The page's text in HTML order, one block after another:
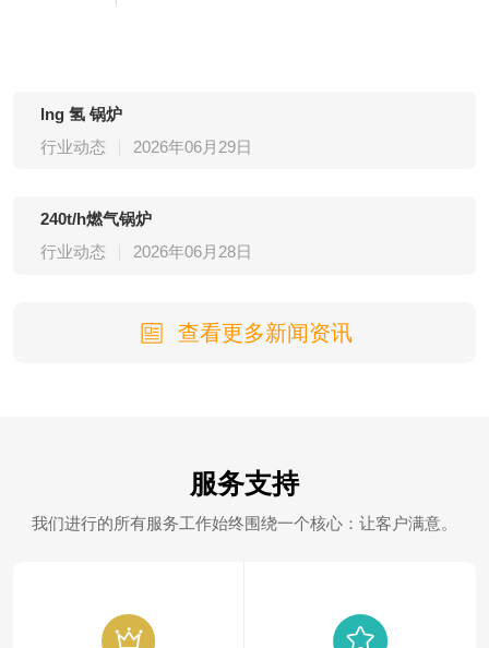
lng 氢 锅炉
行业动态
2026年06月29日
240t/h燃气锅炉
行业动态
2026年06月28日
查看更多新闻资讯
服务支持
我们进行的所有服务工作始终围绕一个核心：让客户满意。